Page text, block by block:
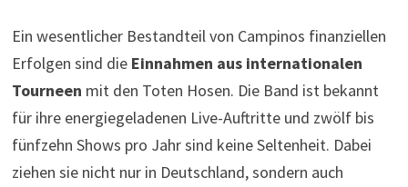
Ein wesentlicher Bestandteil von Campinos finanziellen
Erfolgen sind die Einnahmen aus internationalen
Tourneen mit den Toten Hosen. Die Band ist bekannt
für ihre energiegeladenen Live-Auftritte und zwölf bis
fünfzehn Shows pro Jahr sind keine Seltenheit. Dabei
ziehen sie nicht nur in Deutschland, sondern auch